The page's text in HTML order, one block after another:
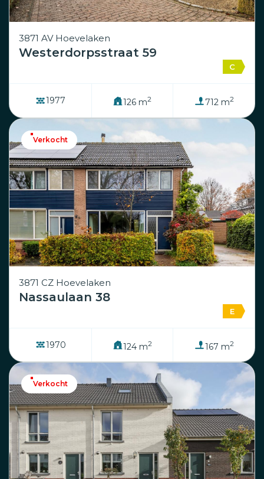
3871 AV Hoevelaken
Westerdorpsstraat 59
C
1977 126 m2 712 m2
3871 CZ Hoevelaken
Nassaulaan 38
E
1970 124 m2 167 m2
Verkocht
Verkocht